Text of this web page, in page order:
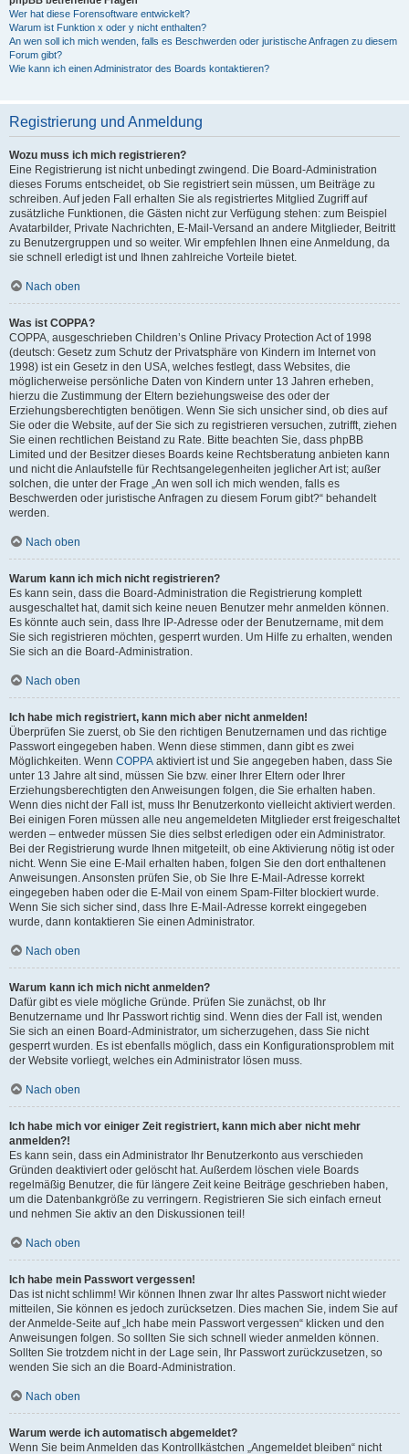
Wer hat diese Forensoftware entwickelt?
Warum ist Funktion x oder y nicht enthalten?
An wen soll ich mich wenden, falls es Beschwerden oder juristische Anfragen zu diesem
Forum gibt?
Wie kann ich einen Administrator des Boards kontaktieren?
Registrierung und Anmeldung
Wozu muss ich mich registrieren?
Eine Registrierung ist nicht unbedingt zwingend. Die Board-Administration
dieses Forums entscheidet, ob Sie registriert sein müssen, um Beiträge zu
schreiben. Auf jeden Fall erhalten Sie als registriertes Mitglied Zugriff auf
zusätzliche Funktionen, die Gästen nicht zur Verfügung stehen: zum Beispiel
Avatarbilder, Private Nachrichten, E-Mail-Versand an andere Mitglieder, Beitritt
zu Benutzergruppen und so weiter. Wir empfehlen Ihnen eine Anmeldung, da
sie schnell erledigt ist und Ihnen zahlreiche Vorteile bietet.
Nach oben
Was ist COPPA?
COPPA, ausgeschrieben Children’s Online Privacy Protection Act of 1998
(deutsch: Gesetz zum Schutz der Privatsphäre von Kindern im Internet von
1998) ist ein Gesetz in den USA, welches festlegt, dass Websites, die
möglicherweise persönliche Daten von Kindern unter 13 Jahren erheben,
hierzu die Zustimmung der Eltern beziehungsweise des oder der
Erziehungsberechtigten benötigen. Wenn Sie sich unsicher sind, ob dies auf
Sie oder die Website, auf der Sie sich zu registrieren versuchen, zutrifft, ziehen
Sie einen rechtlichen Beistand zu Rate. Bitte beachten Sie, dass phpBB
Limited und der Besitzer dieses Boards keine Rechtsberatung anbieten kann
und nicht die Anlaufstelle für Rechtsangelegenheiten jeglicher Art ist; außer
solchen, die unter der Frage „An wen soll ich mich wenden, falls es
Beschwerden oder juristische Anfragen zu diesem Forum gibt?“ behandelt
werden.
Nach oben
Warum kann ich mich nicht registrieren?
Es kann sein, dass die Board-Administration die Registrierung komplett
ausgeschaltet hat, damit sich keine neuen Benutzer mehr anmelden können.
Es könnte auch sein, dass Ihre IP-Adresse oder der Benutzername, mit dem
Sie sich registrieren möchten, gesperrt wurden. Um Hilfe zu erhalten, wenden
Sie sich an die Board-Administration.
Nach oben
Ich habe mich registriert, kann mich aber nicht anmelden!
Überprüfen Sie zuerst, ob Sie den richtigen Benutzernamen und das richtige
Passwort eingegeben haben. Wenn diese stimmen, dann gibt es zwei
Möglichkeiten. Wenn COPPA aktiviert ist und Sie angegeben haben, dass Sie
unter 13 Jahre alt sind, müssen Sie bzw. einer Ihrer Eltern oder Ihrer
Erziehungsberechtigten den Anweisungen folgen, die Sie erhalten haben.
Wenn dies nicht der Fall ist, muss Ihr Benutzerkonto vielleicht aktiviert werden.
Bei einigen Foren müssen alle neu angemeldeten Mitglieder erst freigeschaltet
werden – entweder müssen Sie dies selbst erledigen oder ein Administrator.
Bei der Registrierung wurde Ihnen mitgeteilt, ob eine Aktivierung nötig ist oder
nicht. Wenn Sie eine E-Mail erhalten haben, folgen Sie den dort enthaltenen
Anweisungen. Ansonsten prüfen Sie, ob Sie Ihre E-Mail-Adresse korrekt
eingegeben haben oder die E-Mail von einem Spam-Filter blockiert wurde.
Wenn Sie sich sicher sind, dass Ihre E-Mail-Adresse korrekt eingegeben
wurde, dann kontaktieren Sie einen Administrator.
Nach oben
Warum kann ich mich nicht anmelden?
Dafür gibt es viele mögliche Gründe. Prüfen Sie zunächst, ob Ihr
Benutzername und Ihr Passwort richtig sind. Wenn dies der Fall ist, wenden
Sie sich an einen Board-Administrator, um sicherzugehen, dass Sie nicht
gesperrt wurden. Es ist ebenfalls möglich, dass ein Konfigurationsproblem mit
der Website vorliegt, welches ein Administrator lösen muss.
Nach oben
Ich habe mich vor einiger Zeit registriert, kann mich aber nicht mehr
anmelden?!
Es kann sein, dass ein Administrator Ihr Benutzerkonto aus verschieden
Gründen deaktiviert oder gelöscht hat. Außerdem löschen viele Boards
regelmäßig Benutzer, die für längere Zeit keine Beiträge geschrieben haben,
um die Datenbankgröße zu verringern. Registrieren Sie sich einfach erneut
und nehmen Sie aktiv an den Diskussionen teil!
Nach oben
Ich habe mein Passwort vergessen!
Das ist nicht schlimm! Wir können Ihnen zwar Ihr altes Passwort nicht wieder
mitteilen, Sie können es jedoch zurücksetzen. Dies machen Sie, indem Sie auf
der Anmelde-Seite auf „Ich habe mein Passwort vergessen“ klicken und den
Anweisungen folgen. So sollten Sie sich schnell wieder anmelden können.
Sollten Sie trotzdem nicht in der Lage sein, Ihr Passwort zurückzusetzen, so
wenden Sie sich an die Board-Administration.
Nach oben
Warum werde ich automatisch abgemeldet?
Wenn Sie beim Anmelden das Kontrollkästchen „Angemeldet bleiben“ nicht